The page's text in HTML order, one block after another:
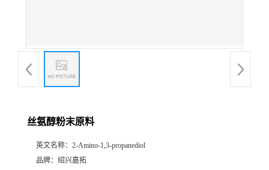
丝氨醇粉末原料
英文名称： 2-Amino-1,3-propanediol
品牌： 绍兴嘉拓